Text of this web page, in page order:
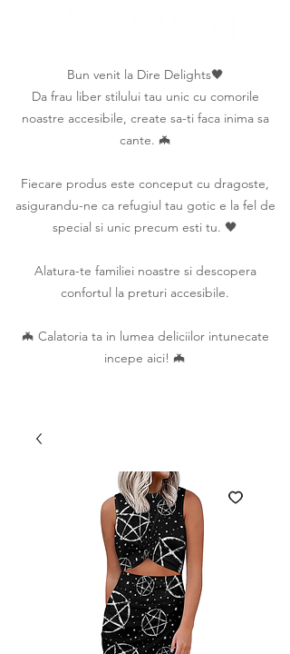
Bun venit la Dire Delights🖤
Da frau liber stilului tau unic cu comorile
noastre accesibile, create sa-ti faca inima sa
cante. 🦇
Fiecare produs este conceput cu dragoste,
asigurandu-ne ca refugiul tau gotic e la fel de
special si unic precum esti tu. 🖤
Alatura-te familiei noastre si descopera
confortul la preturi accesibile.
🦇 Calatoria ta in lumea deliciilor intunecate
incepe aici! 🦇